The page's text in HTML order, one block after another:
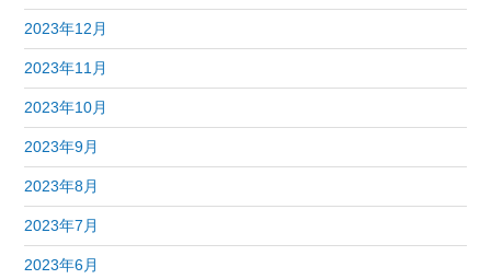
2023年12月
2023年11月
2023年10月
2023年9月
2023年8月
2023年7月
2023年6月